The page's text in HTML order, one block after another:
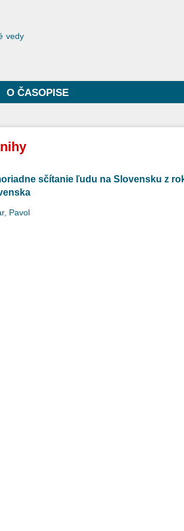
vedy
O ČASOPISE
sčítanie ľudu na Slovensku z
Pavol